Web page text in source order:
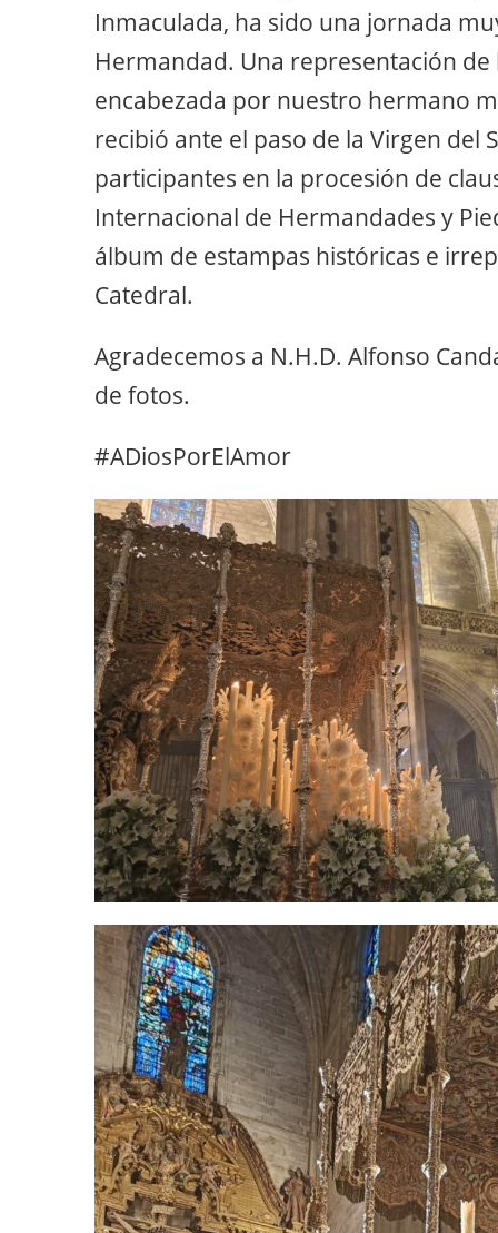
Inmaculada, ha sido una jornada
Hermandad. Una representación
encabezada por nuestro hermano
recibió ante el paso de la Virgen del
participantes en la procesión de
Internacional de Hermandades y
álbum de estampas históricas e
Catedral.
Agradecemos a N.H.D. Alfonso
de fotos.
#ADiosPorElAmor